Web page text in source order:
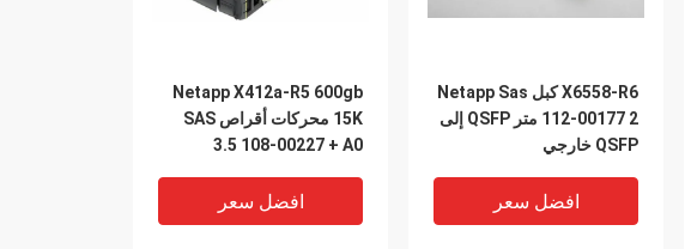
Netapp X412a-R5 600gb
15K محركات أقراص SAS
3.5 108-00227 + A0
افضل سعر
X6558-R6 كبل Netapp Sas
112-00177 2 متر QSFP إلى
QSFP خارجي
افضل سعر